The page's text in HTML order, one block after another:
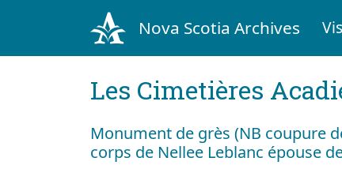
Nova Scotia Archives
Les Cimetières
Monument de grès (NB coupure
corps de Nellee Leblanc épouse